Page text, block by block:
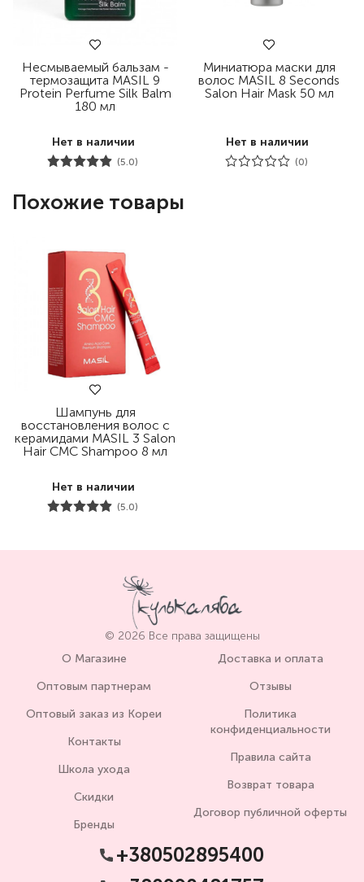
Несмываемый бальзам -
термозащита MASIL 9
Protein Perfume Silk Balm
180 мл
Нет в наличии
(5.0)
Миниатюра маски для
волос MASIL 8 Seconds
Salon Hair Mask 50 мл
Нет в наличии
(0)
Похожие товары
Шампунь для
восстановления волос с
керамидами MASIL 3 Salon
Hair CMC Shampoo 8 мл
Нет в наличии
(5.0)
© 2026 Все права защищены
О Магазине
Оптовым партнерам
Оптовый заказ из Кореи
Контакты
Школа ухода
Скидки
Бренды
Доставка и оплата
Отзывы
Политика
конфиденциальности
Правила сайта
Возврат товара
Договор публичной оферты
+380502895400